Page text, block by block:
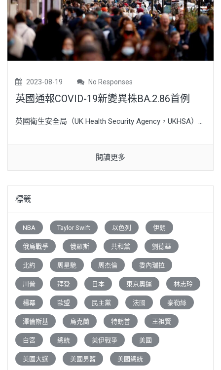
2023-08-19 No Responses
英國通報COVID-19新變異株BA.2.86首例
英國衛生安全局（UK Health Security Agency，UKHSA）...
閱讀更多
標籤
NBA Taylor Swift 以色列 伊朗
俄烏戰爭 俄羅斯 共和黨 劉德華
北約 周星馳 周杰倫 委內瑞拉
川普 拜登 日本 東京奧運 林志玲
楊冪 歐盟 民主黨 法國 泰勒絲
澤倫斯基 烏克蘭 特朗普 王祖賢
白宮 總統 美伊戰爭 美國
美國大選 美國男籃 美國總統